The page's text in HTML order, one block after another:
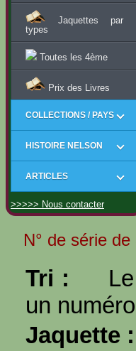
Jaquettes par
types
Toutes les 4ème
Prix des Livres
COLLECTIONS / PAYS
HISTOIRE NELSON
ARTICLES
>>>>> Nous contacter
N° de série
Tri :
un
Jaquette